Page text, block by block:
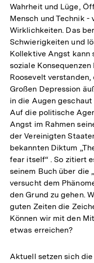
Wahrheit und Lüge,
Mensch und Technik -
Wirklichkeiten. Das
Schwierigkeiten und
Kollektive Angst kann
soziale Konsequenzen
Roosevelt
Großen Depression
in die Augen
Auf die politische
Angst im Rahmen
der Vereinigten
bekannten Diktum
fear itself“ . So zitiert
seinem Buch über die
versucht dem
den Grund zu gehen.
guten Zeiten die
Können wir mit den
etwas erreichen?
Aktuell setzen sich